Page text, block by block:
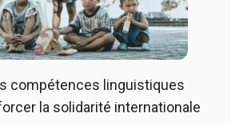
compétences linguistiques
la solidarité internationale